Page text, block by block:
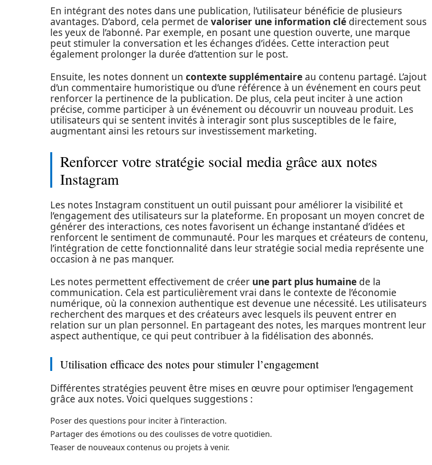
En intégrant des notes dans une publication, l’utilisateur bénéficie de plusieurs
avantages. D’abord, cela permet de valoriser une information clé directement sous
les yeux de l’abonné. Par exemple, en posant une question ouverte, une marque
peut stimuler la conversation et les échanges d’idées. Cette interaction peut
également prolonger la durée d’attention sur le post.
Ensuite, les notes donnent un contexte supplémentaire au contenu partagé. L’ajout
d’un commentaire humoristique ou d’une référence à un événement en cours peut
renforcer la pertinence de la publication. De plus, cela peut inciter à une action
précise, comme participer à un événement ou découvrir un nouveau produit. Les
utilisateurs qui se sentent invités à interagir sont plus susceptibles de le faire,
augmentant ainsi les retours sur investissement marketing.
Renforcer votre stratégie social media grâce aux notes
Instagram
Les notes Instagram constituent un outil puissant pour améliorer la visibilité et
l’engagement des utilisateurs sur la plateforme. En proposant un moyen concret de
générer des interactions, ces notes favorisent un échange instantané d’idées et
renforcent le sentiment de communauté. Pour les marques et créateurs de contenu,
l’intégration de cette fonctionnalité dans leur stratégie social media représente une
occasion à ne pas manquer.
Les notes permettent effectivement de créer une part plus humaine de la
communication. Cela est particulièrement vrai dans le contexte de l’économie
numérique, où la connexion authentique est devenue une nécessité. Les utilisateurs
recherchent des marques et des créateurs avec lesquels ils peuvent entrer en
relation sur un plan personnel. En partageant des notes, les marques montrent leur
aspect authentique, ce qui peut contribuer à la fidélisation des abonnés.
Utilisation efficace des notes pour stimuler l’engagement
Différentes stratégies peuvent être mises en œuvre pour optimiser l’engagement
grâce aux notes. Voici quelques suggestions :
Poser des questions pour inciter à l’interaction.
Partager des émotions ou des coulisses de votre quotidien.
Teaser de nouveaux contenus ou projets à venir.